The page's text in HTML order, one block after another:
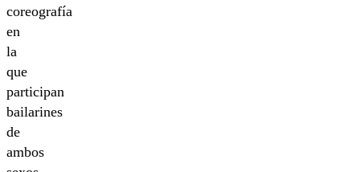
coreografía
en
la
que
participan
bailarines
de
ambos